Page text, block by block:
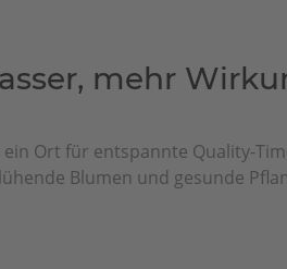
mehr
Ort für entspannte Quality-
Blumen und gesunde